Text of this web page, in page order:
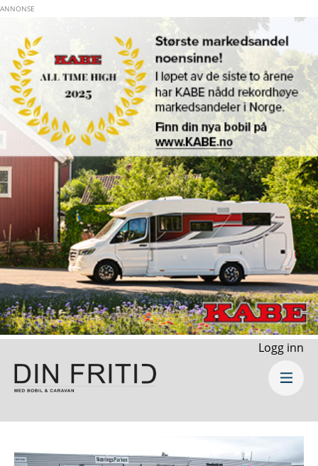
Logg inn